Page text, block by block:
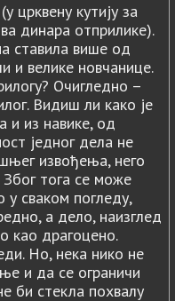
црквену кутију за
динара отприлике).
ставила више од
и велике новчанице.
Очигледно –
Видиш ли како је
и из навике, од
једног дела не
извођења, него
тога се може
у сваком погледу,
а дело, наизглед
као драгоцено.
Но, нека нико не
и да се ограничи
би стекла похвалу